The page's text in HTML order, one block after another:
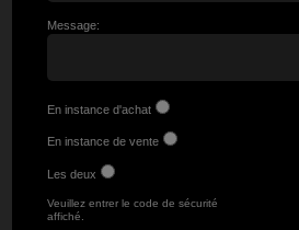
Message:
En instance d'achat
En instance de vente
Les deux
Veuillez entrer le code de sécurité
affiché.